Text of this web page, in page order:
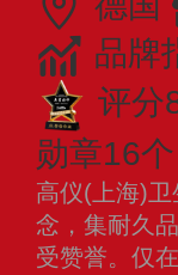
品牌
评分
勋章16个
高仪(上海)
念，集耐久
受赞誉。仅